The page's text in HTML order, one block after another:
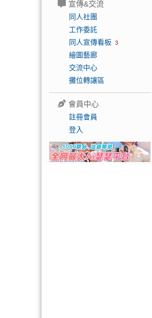
宣傳&交流
同人社團
工作委託
同人宣傳看板 3
繪圖藝廊
交流中心
攤位轉讓區
會員中心
註冊會員
登入